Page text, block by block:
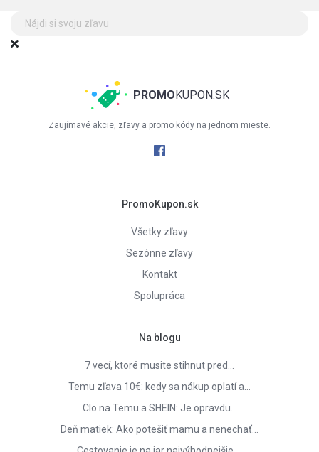
PROMOKUPON.SK
Zaujímavé akcie, zľavy a promo kódy na jednom mieste.
PromoKupon.sk
Všetky zľavy
Sezónne zľavy
Kontakt
Spolupráca
Na blogu
7 vecí, ktoré musite stihnut pred…
Temu zľava 10€: kedy sa nákup oplatí a…
Clo na Temu a SHEIN: Je opravdu…
Deň matiek: Ako potešiť mamu a nenechať…